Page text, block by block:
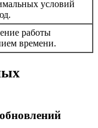
условий
работы
времени.